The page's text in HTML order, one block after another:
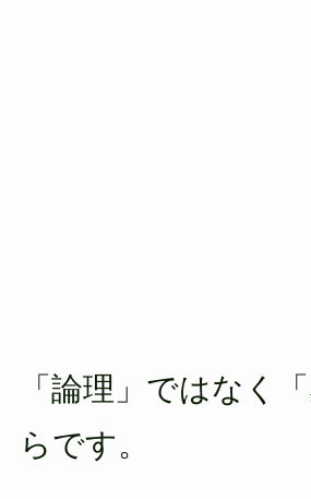
「論理」ではなく
らです。